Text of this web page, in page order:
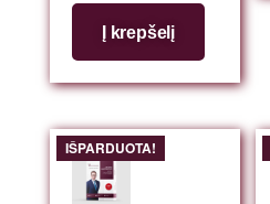
Į krepšelį
IŠPARDUOTA!